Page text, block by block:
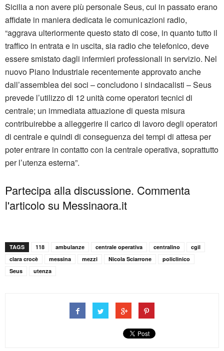
Sicilia a non avere più personale Seus, cui in passato erano
affidate in maniera dedicata le comunicazioni radio,
“aggrava ulteriormente questo stato di cose, in quanto tutto il
traffico in entrata e in uscita, sia radio che telefonico, deve
essere smistato dagli infermieri professionali in servizio. Nel
nuovo Piano Industriale recentemente approvato anche
dall’assemblea dei soci – concludono i sindacalisti – Seus
prevede l’utilizzo di 12 unità come operatori tecnici di
centrale; un immediata attuazione di questa misura
contribuirebbe a alleggerire il carico di lavoro degli operatori
di centrale e quindi di conseguenza dei tempi di attesa per
poter entrare in contatto con la centrale operativa, soprattutto
per l’utenza esterna”.
Partecipa alla discussione. Commenta
l'articolo su Messinaora.it
TAGS 118 ambulanze centrale operativa centralino
cgil
clara crocè
messina mezzi Nicola Sciarrone
policlinico
Seus
utenza